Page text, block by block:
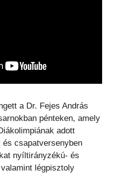
a Dr. Fejes András
pénteken, amely
adott
és csapatversenyben
nyíltirányzékú- és
légpisztoly